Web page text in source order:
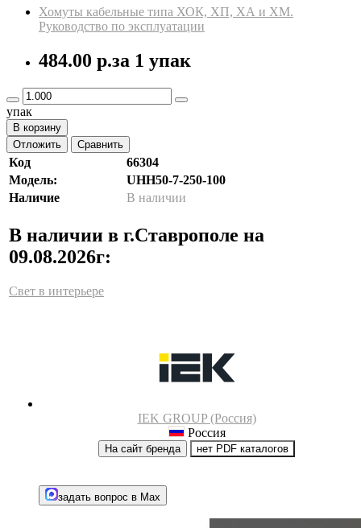
Хомуты кабельные типа ХОК, ХП, ХА и ХМ.
Руководство по эксплуатации
484.00 р.за 1 упак
упак
В корзину
Отложить
Сравнить
Код
66304
Модель:
UHH50-7-250-100
Наличие
В наличии
В наличии в г.Ставрополе на
09.08.2026г:
Свет в интерьере
IEK GROUP (Россия)
Россия
На сайт бренда нет PDF каталогов
задать вопрос в Max